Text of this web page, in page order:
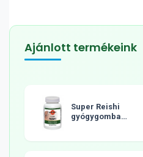
Ajánlott termékeink
Super Reishi
gyógygomba